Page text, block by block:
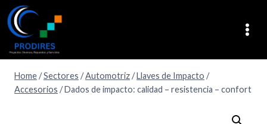
Home/Sectores /Automotriz/ Llaves de Impacto /
Accesorios / Dados de impacto: calidad – resistencia – confort